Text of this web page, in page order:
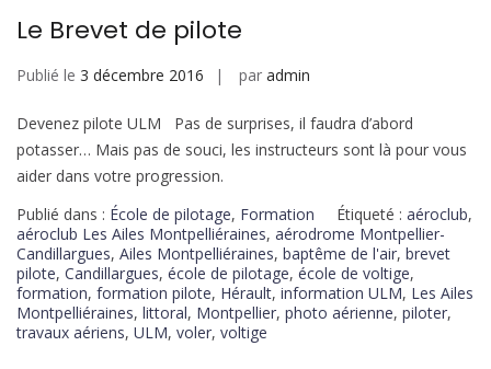
Le Brevet de pilote
Publié le 3 décembre 2016 par admin
Devenez pilote ULM Pas de surprises, il faudra d’abord
potasser… Mais pas de souci, les instructeurs sont là pour vous
aider dans votre progression.
Publié dans : École de pilotage, Formation Étiqueté : aéroclub,
aéroclub Les Ailes Montpelliéraines, aérodrome Montpellier-
Candillargues, Ailes Montpelliéraines, baptême de l'air, brevet
pilote, Candillargues, école de pilotage, école de voltige,
formation, formation pilote, Hérault, information ULM, Les Ailes
Montpelliéraines, littoral, Montpellier, photo aérienne, piloter,
travaux aériens, ULM, voler, voltige